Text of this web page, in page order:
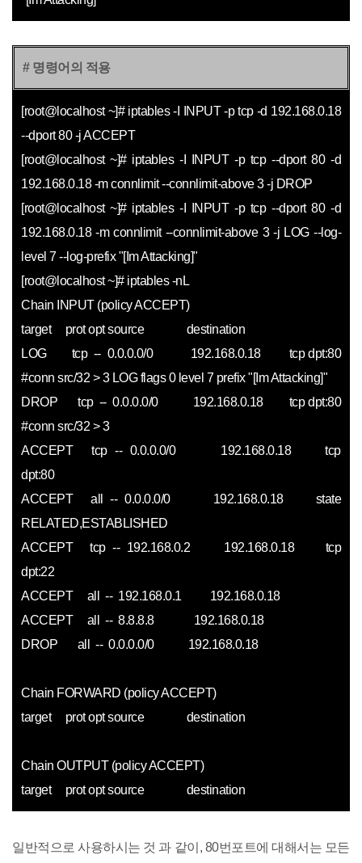
# 명령어의 적용
[root@localhost ~]# iptables -I INPUT -p tcp -d 192.168.0.18
--dport 80 -j ACCEPT
[root@localhost ~]# iptables -I INPUT -p tcp --dport 80 -d
192.168.0.18 -m connlimit --connlimit-above 3 -j DROP
[root@localhost ~]# iptables -I INPUT -p tcp --dport 80 -d
192.168.0.18 -m connlimit --connlimit-above 3 -j LOG --log-
level 7 --log-prefix "[Im Attacking]"
[root@localhost ~]# iptables -nL
Chain INPUT (policy ACCEPT)
target prot opt source destination
LOG tcp -- 0.0.0.0/0 192.168.0.18 tcp dpt:80
#conn src/32 > 3 LOG flags 0 level 7 prefix "[Im Attacking]"
DROP tcp -- 0.0.0.0/0 192.168.0.18 tcp dpt:80
#conn src/32 > 3
ACCEPT tcp -- 0.0.0.0/0 192.168.0.18 tcp
dpt:80
ACCEPT all -- 0.0.0.0/0 192.168.0.18 state
RELATED,ESTABLISHED
ACCEPT tcp -- 192.168.0.2 192.168.0.18 tcp
dpt:22
ACCEPT all -- 192.168.0.1 192.168.0.18
ACCEPT all -- 8.8.8.8 192.168.0.18
DROP all -- 0.0.0.0/0 192.168.0.18
Chain FORWARD (policy ACCEPT)
target prot opt source destination
Chain OUTPUT (policy ACCEPT)
target prot opt source destination
일반적으로 사용하시는 것 과 같이, 80번포트에 대해서는 모든